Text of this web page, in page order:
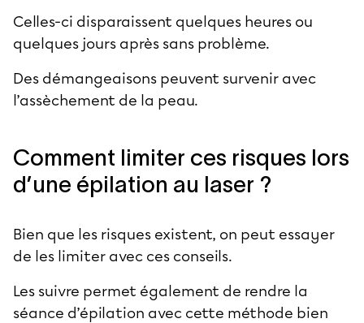
Celles-ci disparaissent quelques heures ou
quelques jours après sans problème.
Des démangeaisons peuvent survenir avec
l’assèchement de la peau.
Comment limiter ces risques lors
d’une épilation au laser ?
Bien que les risques existent, on peut essayer
de les limiter avec ces conseils.
Les suivre permet également de rendre la
séance d’épilation avec cette méthode bien